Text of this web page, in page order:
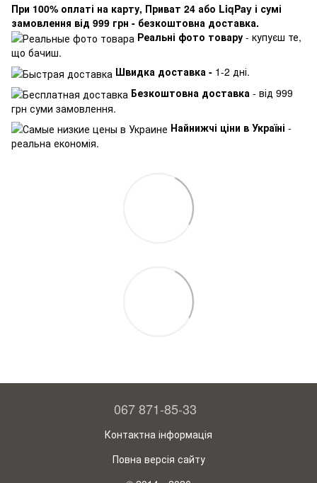
При 100% оплаті на карту, Приват 24 або LiqPay і сумі
замовлення від 999 грн - безкоштовна доставка.
Реальні фото товару - купуєш те,
що бачиш.
Швидка доставка - 1-2 дні.
Безкоштовна доставка - від 999
грн суми замовлення.
Найнижчі ціни в Україні -
реальна економія.
067 871-85-33
Контактна інформація
Повна версія сайту